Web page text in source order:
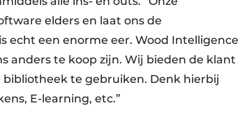
elders en laat ons de
echt een enorme eer. Wood Intelligence
anders te koop zijn. Wij bieden de klant
te gebruiken. Denk hierbij
E-learning, etc.”